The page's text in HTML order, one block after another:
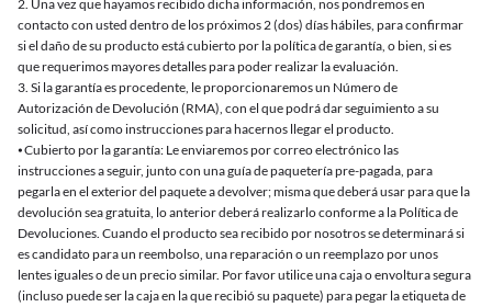
2. Una vez que hayamos recibido dicha información, nos pondremos en
contacto con usted dentro de los próximos 2 (dos) días hábiles, para confirmar
si el daño de su producto está cubierto por la política de garantía, o bien, si es
que requerimos mayores detalles para poder realizar la evaluación.
3. Si la garantía es procedente, le proporcionaremos un Número de
Autorización de Devolución (RMA), con el que podrá dar seguimiento a su
solicitud, así como instrucciones para hacernos llegar el producto.
⦁ Cubierto por la garantía: Le enviaremos por correo electrónico las
instrucciones a seguir, junto con una guía de paquetería pre-pagada, para
pegarla en el exterior del paquete a devolver; misma que deberá usar para que la
devolución sea gratuita, lo anterior deberá realizarlo conforme a la Política de
Devoluciones. Cuando el producto sea recibido por nosotros se determinará si
es candidato para un reembolso, una reparación o un reemplazo por unos
lentes iguales o de un precio similar. Por favor utilice una caja o envoltura segura
(incluso puede ser la caja en la que recibió su paquete) para pegar la etiqueta de